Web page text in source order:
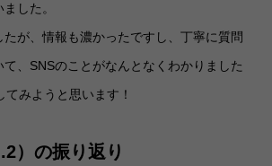
した。
が、情報も濃かったですし、丁寧に質問
、SNSのことがなんとなくわかりました
みようと思います！
）の振り返り